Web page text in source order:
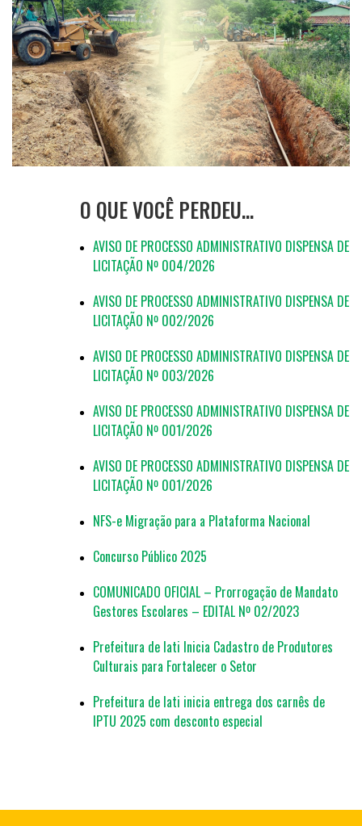
O QUE VOCÊ PERDEU…
AVISO DE PROCESSO ADMINISTRATIVO DISPENSA DE
LICITAÇÃO Nº 004/2026
AVISO DE PROCESSO ADMINISTRATIVO DISPENSA DE
LICITAÇÃO Nº 002/2026
AVISO DE PROCESSO ADMINISTRATIVO DISPENSA DE
LICITAÇÃO Nº 003/2026
AVISO DE PROCESSO ADMINISTRATIVO DISPENSA DE
LICITAÇÃO Nº 001/2026
AVISO DE PROCESSO ADMINISTRATIVO DISPENSA DE
LICITAÇÃO Nº 001/2026
NFS-e Migração para a Plataforma Nacional
Concurso Público 2025
COMUNICADO OFICIAL – Prorrogação de Mandato
Gestores Escolares – EDITAL Nº 02/2023
Prefeitura de Iati Inicia Cadastro de Produtores
Culturais para Fortalecer o Setor
Prefeitura de Iati inicia entrega dos carnês de
IPTU 2025 com desconto especial